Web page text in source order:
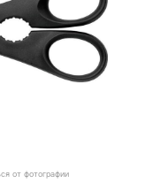
от фотографии